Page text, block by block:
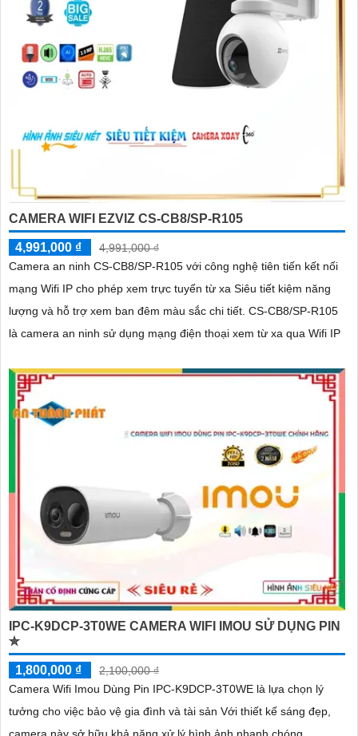
CAMERA WIFI EZVIZ CS-CB8/SP-R105
4,991,000 ₫
4,991,000 ₫
Camera an ninh CS-CB8/SP-R105 với công nghệ tiên tiến kết nối
mạng Wifi IP cho phép xem trực tuyến từ xa Siêu tiết kiệm năng
lượng và hỗ trợ xem ban đêm màu sắc chi tiết. CS-CB8/SP-R105
là camera an ninh sử dụng mạng điện thoại xem từ xa qua Wifi IP
IPC-K9DCP-3T0WE CAMERA WIFI IMOU SỬ DỤNG PIN
✮
1,800,000 ₫
2,100,000 ₫
Camera Wifi Imou Dùng Pin IPC-K9DCP-3T0WE là lựa chọn lý
tưởng cho việc bảo vệ gia đình và tài sản Với thiết kế sáng đẹp,